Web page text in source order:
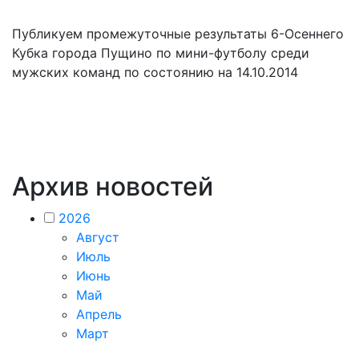
Публикуем промежуточные результаты 6-Осеннего
Кубка города Пущино по мини-футболу среди
мужских команд по состоянию на 14.10.2014
Архив новостей
2026
Август
Июль
Июнь
Май
Апрель
Март